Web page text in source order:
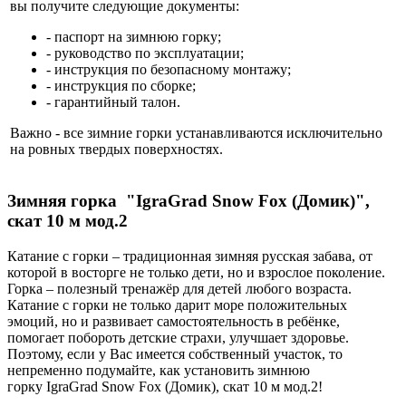
вы получите следующие документы:
- паспорт на зимнюю горку;
- руководство по эксплуатации;
- инструкция по безопасному монтажу;
- инструкция по сборке;
- гарантийный талон.
Важно - все зимние горки устанавливаются исключительно
на ровных твердых поверхностях.
Зимняя горка "IgraGrad Snow Fox (Домик)",
скат 10 м мод.2
Катание с горки – традиционная зимняя русская забава, от
которой в восторге не только дети, но и взрослое поколение.
Горка – полезный тренажёр для детей любого возраста.
Катание с горки не только дарит море положительных
эмоций, но и развивает самостоятельность в ребёнке,
помогает побороть детские страхи, улучшает здоровье.
Поэтому, если у Вас имеется собственный участок, то
непременно подумайте, как установить зимнюю
горку IgraGrad Snow Fox (Домик), скат 10 м мод.2!